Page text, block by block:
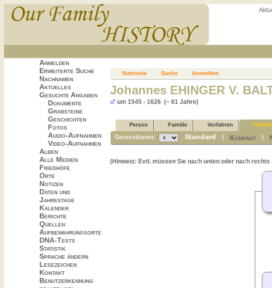
Anmelden
Erweiterte Suche
Nachnamen
Aktuelles
Gesuchte Angaben
Dokumente
Grabsteine
Geschichten
Fotos
Audio-Aufnahmen
Video-Aufnahmen
Alben
Alle Medien
Friedhöfe
Orte
Notizen
Daten und
Jahrestage
Kalender
Berichte
Quellen
Aufbewahrungsorte
DNA-Tests
Statistik
Sprache ändern
Lesezeichen
Kontakt
Benutzerkennung
Startseite Suche Anmelden
Johannes EHINGER V.
um 1545 - 1626 (~ 81 Jahre)
Person Familie Vorfahren
Generationen: Standard Kompakt
(Hinweis: Evtl. müssen Sie nach unten oder nach